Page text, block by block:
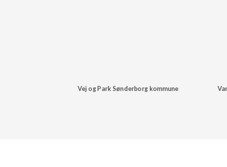
Vej og Park Sønderborg kommune